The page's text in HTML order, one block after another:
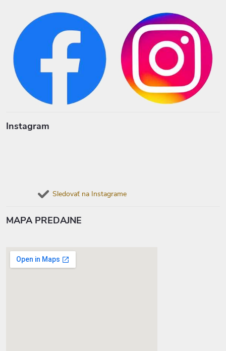
Instagram
Sledovať na Instagrame
MAPA PREDAJNE